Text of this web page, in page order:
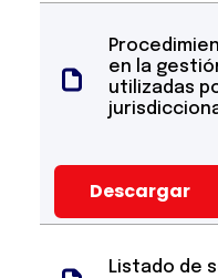
en la
utilizadas
Descargar
Listado de